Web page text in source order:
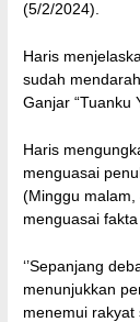
(5/2/2024).
Haris
sudah
Ganjar “Tuanku
Haris
menguasai
(Minggu malam,
menguasai fakta
‘’Sepanjang
menunjukkan
menemui rakyat